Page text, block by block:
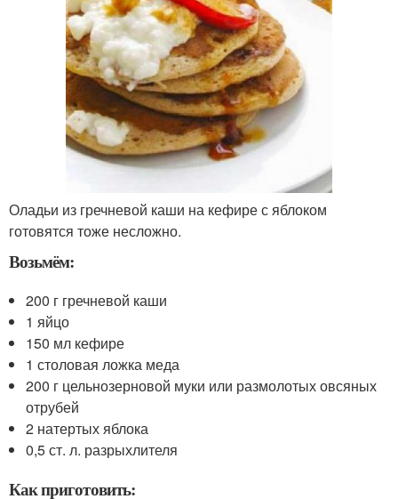
Оладьи из гречневой каши на кефире с яблоком
готовятся тоже несложно.
Возьмём:
200 г гречневой каши
1 яйцо
150 мл кефире
1 столовая ложка меда
200 г цельнозерновой муки или размолотых овсяных
отрубей
2 натертых яблока
0,5 ст. л. разрыхлителя
Как приготовить: